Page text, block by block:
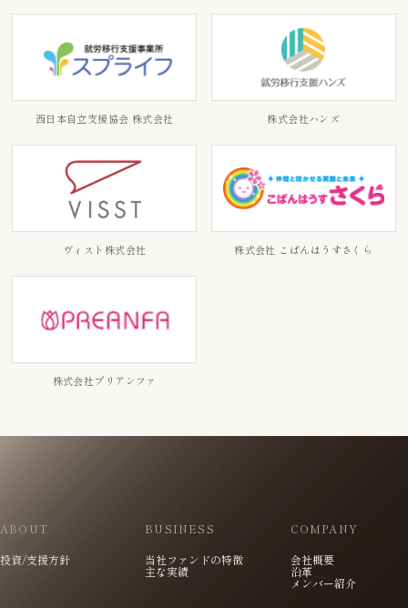
西日本自立支援協会 株式会社 株式会社ハンズ
ヴィスト株式会社 株式会社 こぱんはうすさくら
株式会社プリアンファ
ABOUT
投資/支援方針
BUSINESS
当社ファンドの特徴
主な実績
COMPANY
会社概要
沿革
メンバー紹介